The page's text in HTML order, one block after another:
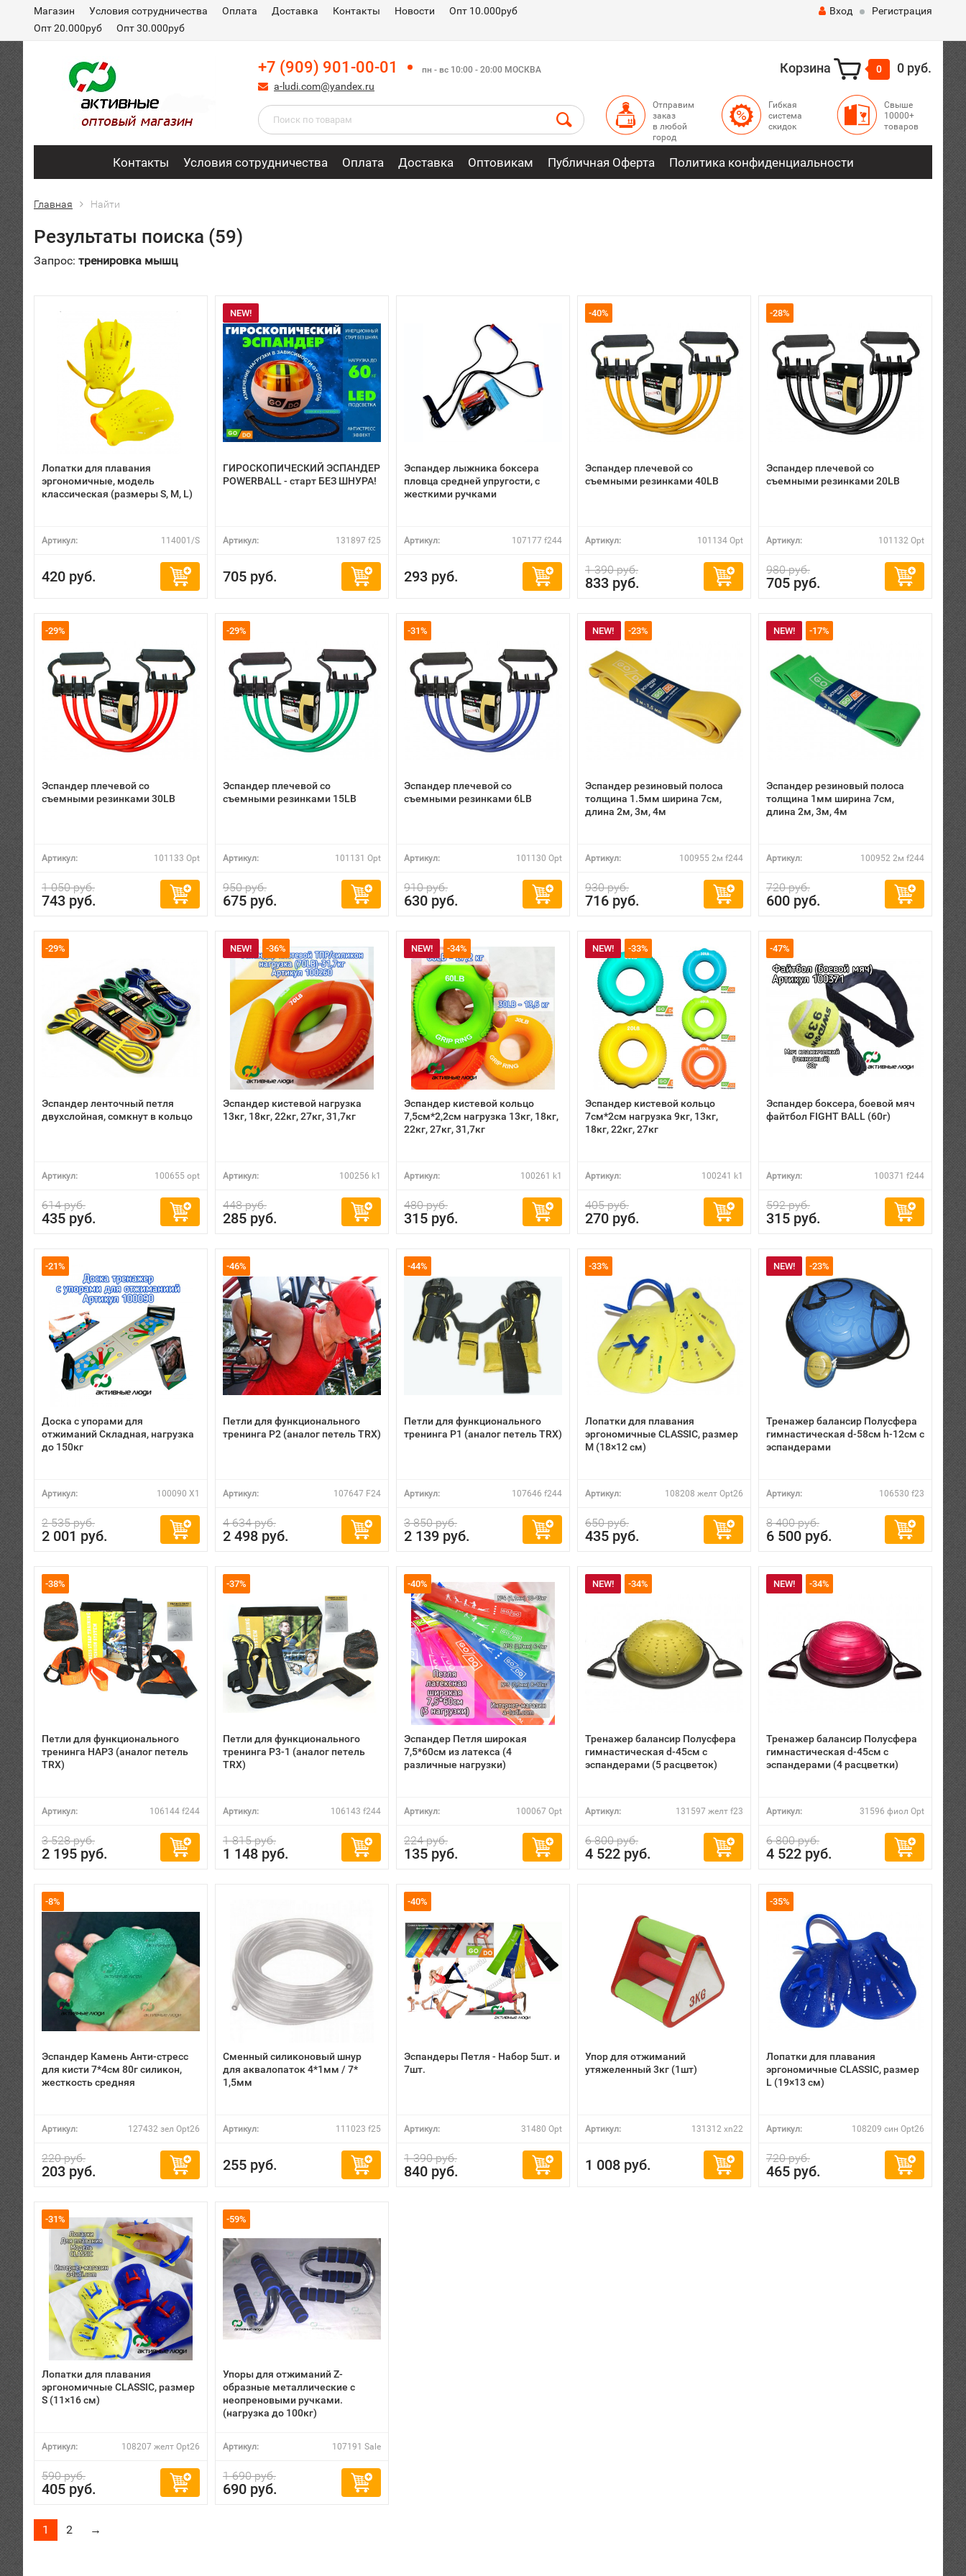
Магазин Условия сотрудничества Оплата Доставка Контакты Новости
Опт 10.000руб
Опт 20.000руб
Опт 30.000руб
Вход Регистрация
+7 (909) 901-00-01 пн - вс 10:00 - 20:00 МОСКВА
a-ludi.com@yandex.ru
Корзина 0 0 руб.
Отправим
заказ
в любой
город
Гибкая
система
скидок
Свыше
10000+
товаров
Контакты Условия сотрудничества Оплата Доставка Оптовикам Публичная Оферта Политика конфиденциальности
Главная Найти
Результаты поиска (59)
Запрос: тренировка мышц
Лопатки для плавания
эргономичные, модель
классическая (размеры S, M, L)
Артикул: 114001/S
420 руб.
NEW!
ГИРОСКОПИЧЕСКИЙ ЭСПАНДЕР
POWERBALL - старт БЕЗ ШНУРА!
Артикул: 131897 f25
705 руб.
Эспандер лыжника боксера
пловца средней упругости, с
жесткими ручками
Артикул: 107177 f244
293 руб.
-40%
Эспандер плечевой со
съемными резинками 40LB
Артикул: 101134 Opt
1 390 руб.
833 руб.
-28%
Эспандер плечевой со
съемными резинками 20LB
Артикул: 101132 Opt
980 руб.
705 руб.
-29%
Эспандер плечевой со
съемными резинками 30LB
Артикул: 101133 Opt
1 050 руб.
743 руб.
-29%
Эспандер плечевой со
съемными резинками 15LB
Артикул: 101131 Opt
950 руб.
675 руб.
-31%
Эспандер плечевой со
съемными резинками 6LB
Артикул: 101130 Opt
910 руб.
630 руб.
NEW! -23%
Эспандер резиновый полоса
толщина 1.5мм ширина 7см,
длина 2м, 3м, 4м
Артикул: 100955 2м f244
930 руб.
716 руб.
NEW! -17%
Эспандер резиновый полоса
толщина 1мм ширина 7см,
длина 2м, 3м, 4м
Артикул: 100952 2м f244
720 руб.
600 руб.
-29%
Эспандер ленточный петля
двухслойная, сомкнут в кольцо
Артикул: 100655 opt
614 руб.
435 руб.
NEW! -36%
Эспандер кистевой нагрузка
13кг, 18кг, 22кг, 27кг, 31,7кг
Артикул: 100256 k1
448 руб.
285 руб.
NEW! -34%
Эспандер кистевой кольцо
7,5см*2,2см нагрузка 13кг, 18кг,
22кг, 27кг, 31,7кг
Артикул: 100261 k1
480 руб.
315 руб.
NEW! -33%
Эспандер кистевой кольцо
7см*2см нагрузка 9кг, 13кг,
18кг, 22кг, 27кг
Артикул: 100241 k1
405 руб.
270 руб.
-47%
Эспандер боксера, боевой мяч
файтбол FIGHT BALL (60г)
Артикул: 100371 f244
592 руб.
315 руб.
-21%
Доска с упорами для
отжиманий Складная, нагрузка
до 150кг
Артикул: 100090 X1
2 535 руб.
2 001 руб.
-46%
Петли для функционального
тренинга P2 (аналог петель TRX)
Артикул: 107647 F24
4 634 руб.
2 498 руб.
-44%
Петли для функционального
тренинга P1 (аналог петель TRX)
Артикул: 107646 f244
3 850 руб.
2 139 руб.
-33%
Лопатки для плавания
эргономичные CLASSIC, размер
M (18×12 см)
Артикул: 108208 желт Opt26
650 руб.
435 руб.
NEW! -23%
Тренажер балансир Полусфера
гимнастическая d-58см h-12см с
эспандерами
Артикул: 106530 f23
8 400 руб.
6 500 руб.
-38%
Петли для функционального
тренинга HAP3 (аналог петель
TRX)
Артикул: 106144 f244
3 528 руб.
2 195 руб.
-37%
Петли для функционального
тренинга P3-1 (аналог петель
TRX)
Артикул: 106143 f244
1 815 руб.
1 148 руб.
-40%
Эспандер Петля широкая
7,5*60см из латекса (4
различные нагрузки)
Артикул: 100067 Opt
224 руб.
135 руб.
NEW! -34%
Тренажер балансир Полусфера
гимнастическая d-45см с
эспандерами (5 расцветок)
Артикул: 131597 желт f23
6 800 руб.
4 522 руб.
NEW! -34%
Тренажер балансир Полусфера
гимнастическая d-45см с
эспандерами (4 расцветки)
Артикул: 31596 фиол Opt
6 800 руб.
4 522 руб.
-8%
Эспандер Камень Анти-стресс
для кисти 7*4см 80г силикон,
жесткость средняя
Артикул: 127432 зел Opt26
220 руб.
203 руб.
Сменный силиконовый шнур
для аквалопаток 4*1мм / 7*
1,5мм
Артикул: 111023 f25
255 руб.
-40%
Эспандеры Петля - Набор 5шт. и
7шт.
Артикул: 31480 Opt
1 390 руб.
840 руб.
Упор для отжиманий
утяжеленный 3кг (1шт)
Артикул: 131312 xn22
1 008 руб.
-35%
Лопатки для плавания
эргономичные CLASSIC, размер
L (19×13 см)
Артикул: 108209 син Opt26
720 руб.
465 руб.
-31%
Лопатки для плавания
эргономичные CLASSIC, размер
S (11×16 см)
Артикул: 108207 желт Opt26
590 руб.
405 руб.
-59%
Упоры для отжиманий Z-
образные металлические с
неопреновыми ручками.
(нагрузка до 100кг)
Артикул: 107191 Sale
1 690 руб.
690 руб.
1 2 →